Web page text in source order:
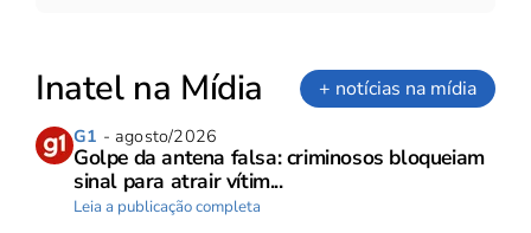
Inatel na Mídia + notícias na mídia
G1 - agosto/2026
Golpe da antena falsa: criminosos bloqueiam
sinal para atrair vítim...
Leia a publicação completa